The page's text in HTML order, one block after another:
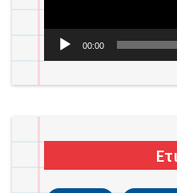
00:00